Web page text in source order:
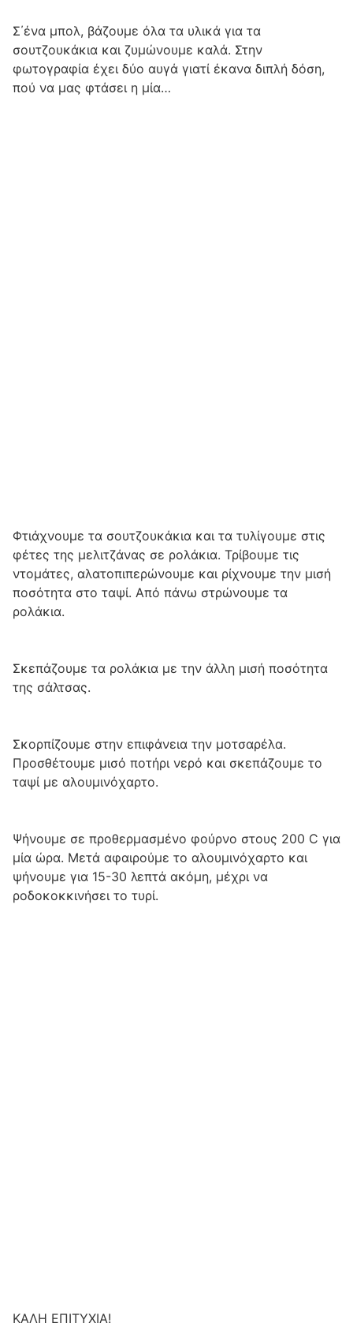
Σ΄ένα μπολ, βάζουμε όλα τα υλικά για τα
σουτζουκάκια και ζυμώνουμε καλά. Στην
φωτογραφία έχει δύο αυγά γιατί έκανα διπλή δόση,
πού να μας φτάσει η μία…
Φτιάχνουμε τα σουτζουκάκια και τα τυλίγουμε στις
φέτες της μελιτζάνας σε ρολάκια. Τρίβουμε τις
ντομάτες, αλατοπιπερώνουμε και ρίχνουμε την μισή
ποσότητα στο ταψί. Από πάνω στρώνουμε τα
ρολάκια.
Σκεπάζουμε τα ρολάκια με την άλλη μισή ποσότητα
της σάλτσας.
Σκορπίζουμε στην επιφάνεια την μοτσαρέλα.
Προσθέτουμε μισό ποτήρι νερό και σκεπάζουμε το
ταψί με αλουμινόχαρτο.
Ψήνουμε σε προθερμασμένο φούρνο στους 200 C για
μία ώρα. Μετά αφαιρούμε το αλουμινόχαρτο και
ψήνουμε για 15-30 λεπτά ακόμη, μέχρι να
ροδοκοκκινήσει το τυρί.
ΚΑΛΗ ΕΠΙΤΥΧΙΑ!